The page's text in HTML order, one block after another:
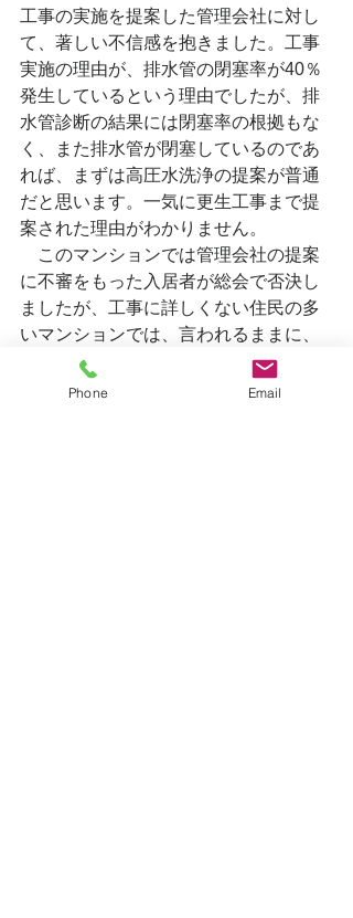
工事の実施を提案した管理会社に対し
て、著しい不信感を抱きました。工事
実施の理由が、排水管の閉塞率が40％
発生しているという理由でしたが、排
水管診断の結果には閉塞率の根拠もな
く、また排水管が閉塞しているのであ
れば、まずは高圧水洗浄の提案が普通
だと思います。一気に更生工事まで提
案された理由がわかりません。
このマンションでは管理会社の提案
に不審をもった入居者が総会で否決し
ましたが、工事に詳しくない住民の多
いマンションでは、言われるままに、
工事を実施して大切な修繕積立金を浪
費しているのでしょうか？
Phone Email